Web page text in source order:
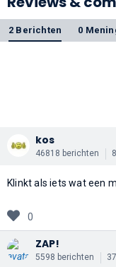
2 Berichten 0
kos
46818 berichten
Klinkt als iets wat een
0
ZAP!
5598 berichten